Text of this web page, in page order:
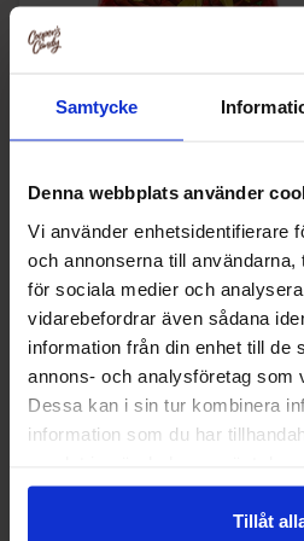
Samtycke
Denna webbplats använder
Vi använder enhetsidentifierare
och annonserna till användarna,
för sociala medier och
vidarebefordrar även sådana
information från din enhet till de
annons- och analysföretag som
Dessa kan i sin tur kombinera
information som du har
Tillåt
med bröd 150g
Osta
Uudet
Uusi!